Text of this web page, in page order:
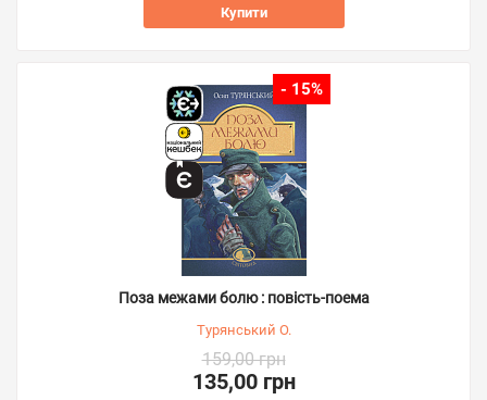
Купити
- 15%
Поза межами болю : повість-поема
Турянський О.
159,00 грн
135,00 грн